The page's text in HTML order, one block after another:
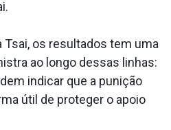
Tsai, os resultados tem uma
ao longo dessas linhas:
indicar que a punição
útil de proteger o apoio